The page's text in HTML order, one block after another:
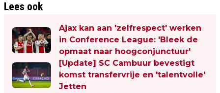
Lees ook
Ajax kan aan 'zelfrespect' werken
in Conference League: 'Bleek de
opmaat naar hoogconjunctuur'
[Update] SC Cambuur bevestigt
komst transfervrije en 'talentvolle'
Jetten